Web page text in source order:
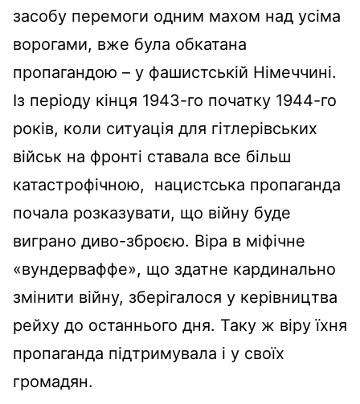
засобу перемоги одним махом над усіма
ворогами, вже була обкатана
пропагандою – у фашистській Німеччині.
Із періоду кінця 1943-го початку 1944-го
років, коли ситуація для гітлерівських
військ на фронті ставала все більш
катастрофічною, нацистська пропаганда
почала розказувати, що війну буде
виграно диво-зброєю. Віра в міфічне
«вундерваффе», що здатне кардинально
змінити війну, зберігалося у керівництва
рейху до останнього дня. Таку ж віру їхня
пропаганда підтримувала і у своїх
громадян.